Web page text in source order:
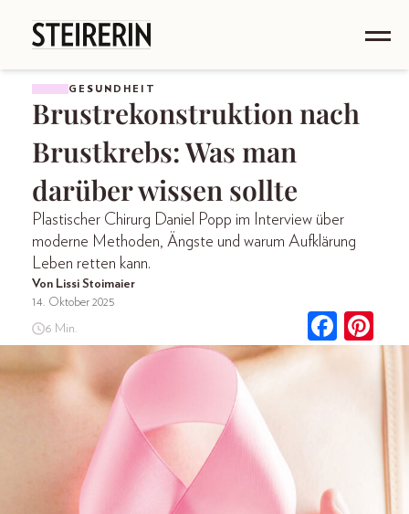
GESUNDHEIT
Brustrekonstruktion nach
Brustkrebs: Was man
darüber wissen sollte
Plastischer Chirurg Daniel Popp im Interview über
moderne Methoden, Ängste und warum Aufklärung
Leben retten kann.
Von Lissi Stoimaier
14. Oktober 2025
6 Min.